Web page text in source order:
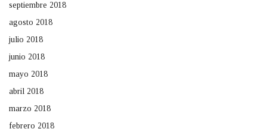
septiembre 2018
agosto 2018
julio 2018
junio 2018
mayo 2018
abril 2018
marzo 2018
febrero 2018